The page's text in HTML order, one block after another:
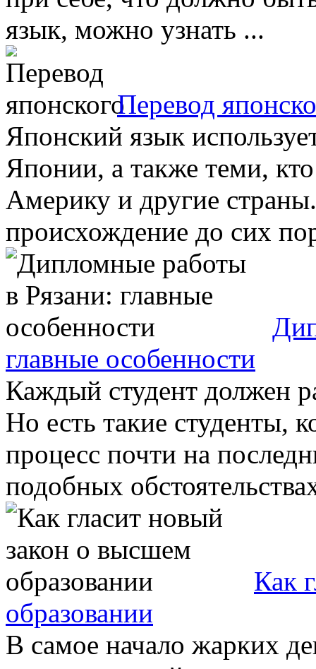
язык, можно узнать ...
Перевод
Японский язык
Японии, а также теми,
Америку и другие
происхождение до сих
главные особенности
Каждый студент должен
Но есть такие студенты,
процесс почти на
подобных
Как
образовании
В самое начало жарких